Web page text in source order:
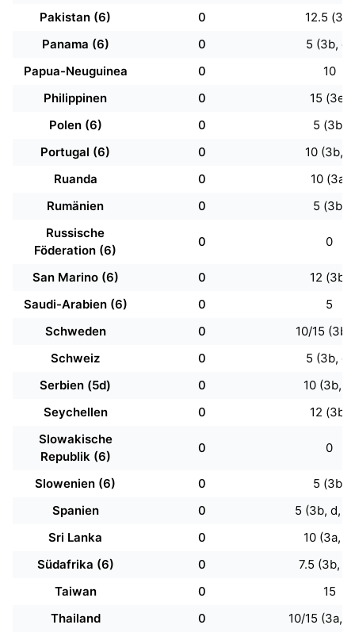
Pakistan (6)
0
12.5 (3b)
Panama (6)
0
5 (3b, d)
Papua-Neuguinea
0
10
Philippinen
0
15 (3e)
Polen (6)
0
5 (3b)
Portugal (6)
0
10 (3b, f)
Ruanda
0
10 (3a)
Rumänien
0
5 (3b)
Russische
Föderation (6)
0 0
San Marino (6) 0
12 (3b)
Saudi-Arabien (6)
0
5
Schweden
0
10/15 (3b,
Schweiz
0
5 (3b, d)
Serbien (5d)
0
10 (3b, p)
Seychellen
0
12 (3b)
Slowakische
Republik (6)
0 0
Slowenien (6) 0
5 (3b)
Spanien
0
5 (3b, d, f,
Sri Lanka
0
10 (3a, b)
Südafrika (6)
0
7.5 (3b, j,
Taiwan
0
15
Thailand
0
10/15 (3a,